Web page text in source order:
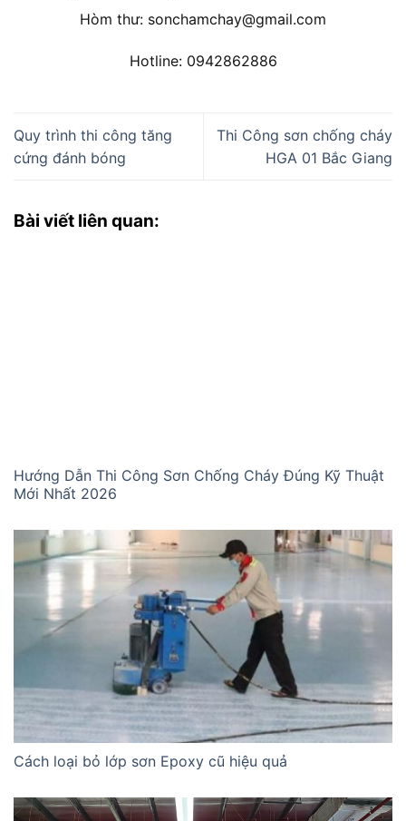
Hòm thư: sonchamchay@gmail.com
Hotline: 0942862886
Quy trình thi công tăng
cứng đánh bóng
Thi Công sơn chống cháy
HGA 01 Bắc Giang
Bài viết liên quan:
Hướng Dẫn Thi Công Sơn Chống Cháy Đúng Kỹ Thuật
Mới Nhất 2026
Cách loại bỏ lớp sơn Epoxy cũ hiệu quả